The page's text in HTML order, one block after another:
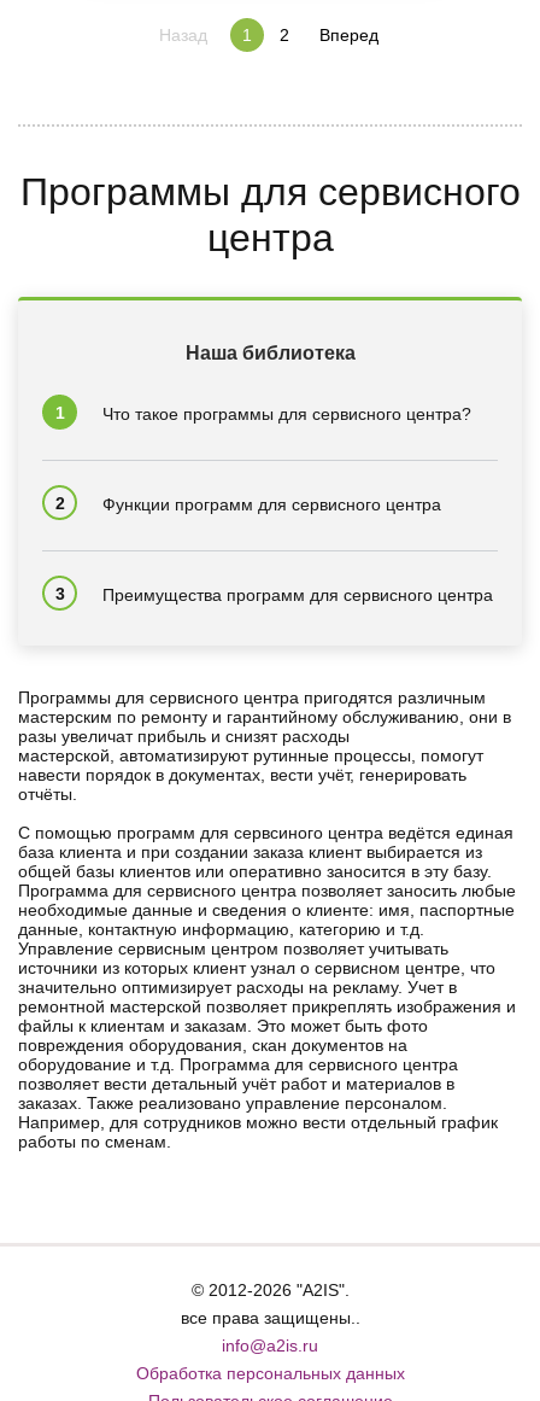
Назад 1 2 Вперед
Программы для сервисного
центра
Наша библиотека
Что такое программы для сервисного центра?
Функции программ для сервисного центра
Преимущества программ для сервисного центра
Программы для сервисного центра пригодятся различным
мастерским по ремонту и гарантийному обслуживанию, они в
разы увеличат прибыль и снизят расходы
мастерской, автоматизируют рутинные процессы, помогут
навести порядок в документах, вести учёт, генерировать
отчёты.
С помощью программ для сервсиного центра ведётся единая
база клиента и при создании заказа клиент выбирается из
общей базы клиентов или оперативно заносится в эту базу.
Программа для сервисного центра позволяет заносить любые
необходимые данные и сведения о клиенте: имя, паспортные
данные, контактную информацию, категорию и т.д.
Управление сервисным центром позволяет учитывать
источники из которых клиент узнал о сервисном центре, что
значительно оптимизирует расходы на рекламу. Учет в
ремонтной мастерской позволяет прикреплять изображения и
файлы к клиентам и заказам. Это может быть фото
повреждения оборудования, скан документов на
оборудование и т.д. Программа для сервисного центра
позволяет вести детальный учёт работ и материалов в
заказах. Также реализовано управление персоналом.
Например, для сотрудников можно вести отдельный график
работы по сменам.
© 2012-2026 "A2IS".
все права защищены..
info@a2is.ru
Обработка персональных данных